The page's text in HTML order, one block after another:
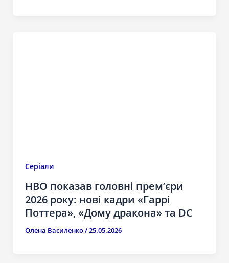
Серіали
HBO показав головні прем’єри
2026 року: нові кадри «Гаррі
Поттера», «Дому дракона» та DC
Олена Василенко/25.05.2026